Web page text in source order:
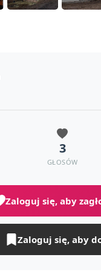
3
GŁOSÓW
Zaloguj się, aby
Zaloguj się, aby